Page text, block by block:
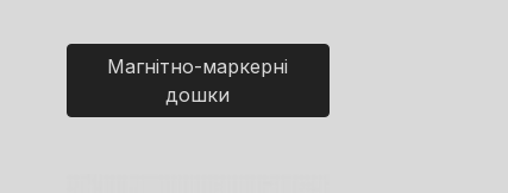
Магнітно-маркерні
дошки